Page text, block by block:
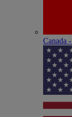
Canada